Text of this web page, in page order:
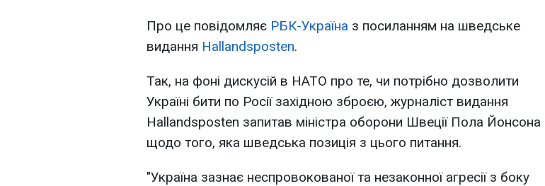
Про це повідомляє РБК-Україна з посиланням на шведське
видання Hallandsposten.
Так, на фоні дискусій в НАТО про те, чи потрібно дозволити
Україні бити по Росії західною зброєю, журналіст видання
Hallandsposten запитав міністра оборони Швеції Пола Йонсона
щодо того, яка шведська позиція з цього питання.
"Україна зазнає неспровокованої та незаконної агресії з боку